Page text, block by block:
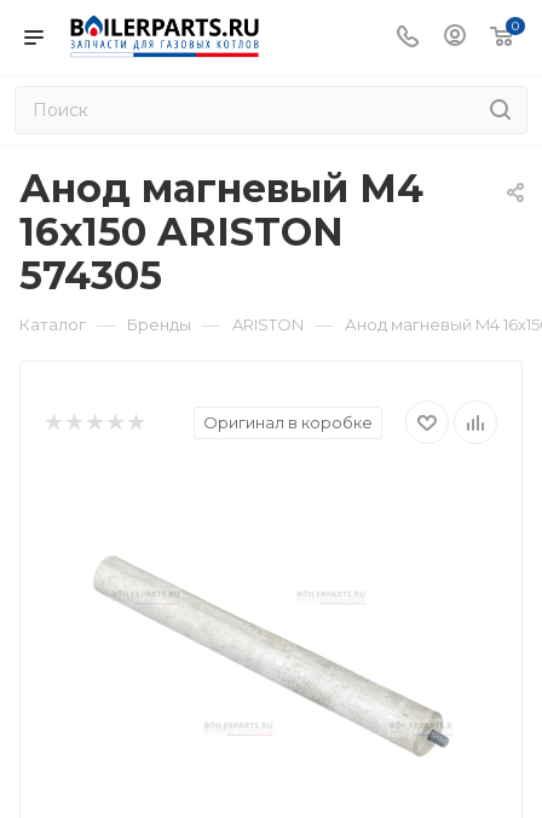
0
Анод магневый M4
16x150 ARISTON
574305
Каталог — Бренды — ARISTON — Анод магневый M4
Оригинал в коробке